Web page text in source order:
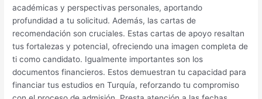
académicas y perspectivas personales, aportando
profundidad a tu solicitud. Además, las cartas de
recomendación son cruciales. Estas cartas de apoyo resaltan
tus fortalezas y potencial, ofreciendo una imagen completa de
ti como candidato. Igualmente importantes son los
documentos financieros. Estos demuestran tu capacidad para
financiar tus estudios en Turquía, reforzando tu compromiso